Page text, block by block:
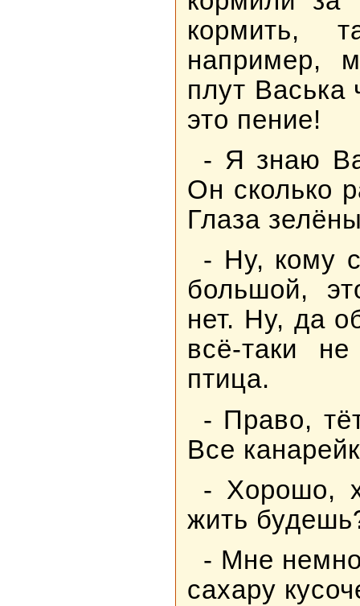
кормить,
например,
плут Васька
это пение!
- Я знаю
Он сколько
Глаза
- Ну, кому
большой,
нет. Ну, да
всё-таки
птица.
- Право,
Все
- Хорошо,
жить
- Мне
сахару